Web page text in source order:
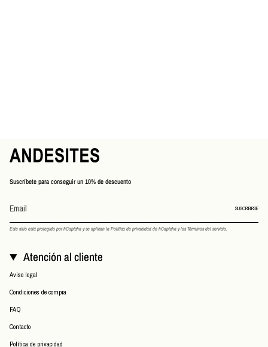
Suscríbete para conseguir un 10% de descuento
SUSCRIBIRSE
Este sitio está protegido por hCaptcha y se aplicanla Política de privacidad de hCaptchay losTérminos del servicio.
Atención al cliente
Aviso legal
Condiciones de compra
FAQ
Contacto
Política de privacidad